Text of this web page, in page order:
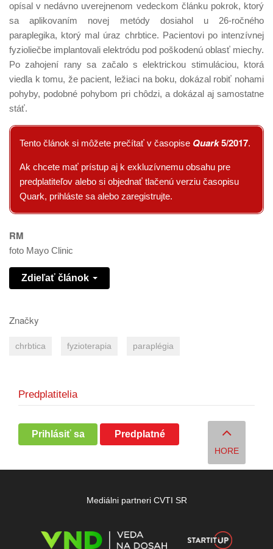
opísal v nedávno uverejnenom vedeckom článku pokrok, ktorý
sa aplikovaním novej metódy dosiahol u 26-ročného
paraplegika, ktorý mal úraz chrbtice. Pacientovi po intenzívnej
fyzioliečbe implantovali elektródu pod poškodenú oblasť miechy.
Po zahojení rany sa začalo s elektrickou stimuláciou, ktorá
viedla k tomu, že pacient, ležiaci na boku, dokázal robiť nohami
pohyby, podobné pohybom pri chôdzi, a dokázal aj samostatne
stáť.
Tento článok si môžete prečítať v časopise Quark5/2017.
Ak chcete mať prístup aj k exkluzívnemu obsahu pre
predplatiteľov alebo si objednať tlačenú verziu časopisu
Quark, prihláste sa alebo zaregistrujte.
RM
foto Mayo Clinic
Zdieľať článok
Značky
chrbtica fyzioterapia paraplégia
Predplatitelia
Prihlásiť sa Predplatné
HORE
Mediálni partneri CVTI SR